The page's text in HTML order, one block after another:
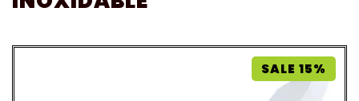
SALE 15%